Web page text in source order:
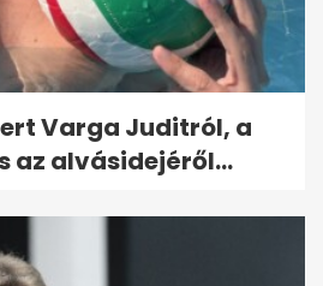
Varga Juditról, a
az alvásidejéről...